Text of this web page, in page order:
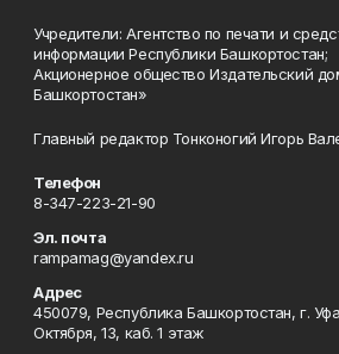
Учредители: Агентство по печати и
информации Республики Башкортостан;
Акционерное общество Издательский
Башкортостан»
Главный редактор Тонконогий Игорь
Телефон
8-347-223-21-90
Эл. почта
rampamag@yandex.ru
Адрес
450079, Республика Башкортостан, г.
Октября, 13, каб. 1 этаж